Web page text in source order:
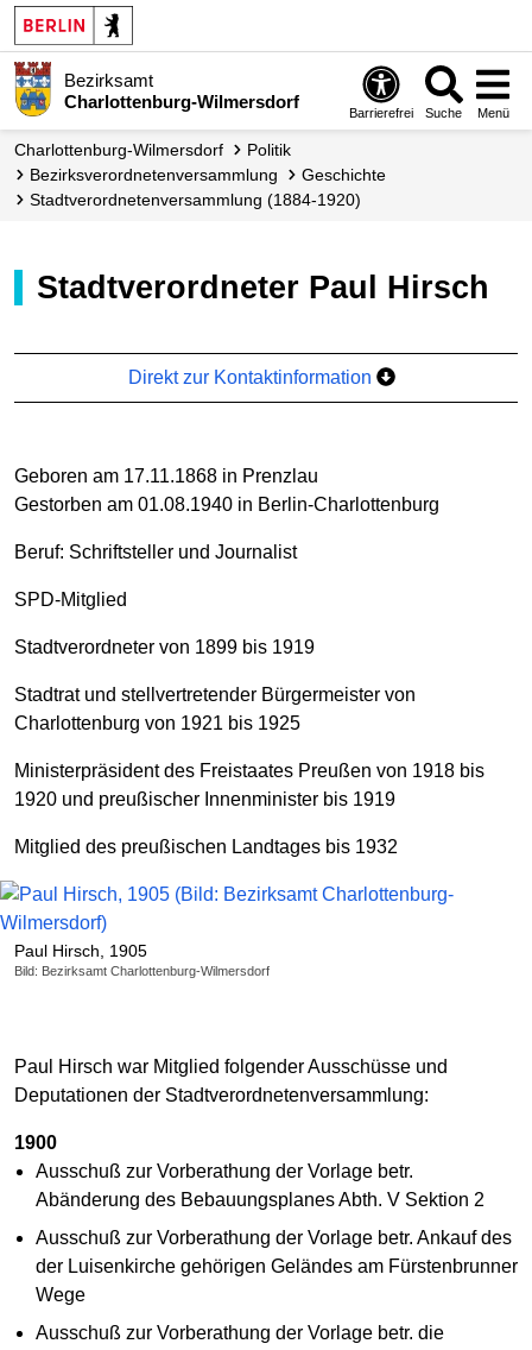
Bezirksamt
Charlottenburg-Wilmersdorf
Barrierefrei Suche Menü
Charlottenburg-Wilmersdorf
Politik
Bezirks­verordneten­versammlung
Geschichte
Stadtverordnetenversammlung (1884-1920)
Stadtverordneter Paul Hirsch
Direkt zur Kontaktinformation
Paul Hirsch, 1905
Bild: Bezirksamt Charlottenburg-Wilmersdorf
Geboren am 17.11.1868 in Prenzlau
Gestorben am 01.08.1940 in Berlin-Charlottenburg
Beruf: Schriftsteller und Journalist
SPD-Mitglied
Stadtverordneter von 1899 bis 1919
Stadtrat und stellvertretender Bürgermeister von
Charlottenburg von 1921 bis 1925
Ministerpräsident des Freistaates Preußen von 1918 bis
1920 und preußischer Innenminister bis 1919
Mitglied des preußischen Landtages bis 1932
Paul Hirsch war Mitglied folgender Ausschüsse und
Deputationen der Stadtverordnetenversammlung:
1900
Ausschuß zur Vorberathung der Vorlage betr.
Abänderung des Bebauungsplanes Abth. V Sektion 2
Ausschuß zur Vorberathung der Vorlage betr. Ankauf des
der Luisenkirche gehörigen Geländes am Fürstenbrunner
Wege
Ausschuß zur Vorberathung der Vorlage betr. die